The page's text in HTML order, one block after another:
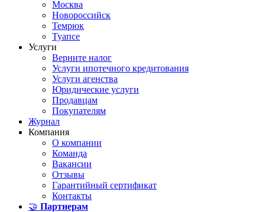
Москва
Новороссийск
Темрюк
Туапсе
Услуги
Верните налог
Услуги ипотечного кредитования
Услуги агенства
Юридические услуги
Продавцам
Покупателям
Журнал
Компания
О компании
Команда
Вакансии
Отзывы
Гарантийный сертификат
Контакты
🤝 Партнерам